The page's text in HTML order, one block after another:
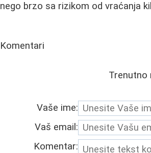
nego brzo sa rizikom od vraćanja
Komentari
Trenutno
Vaše ime:
Vaš email:
Komentar: